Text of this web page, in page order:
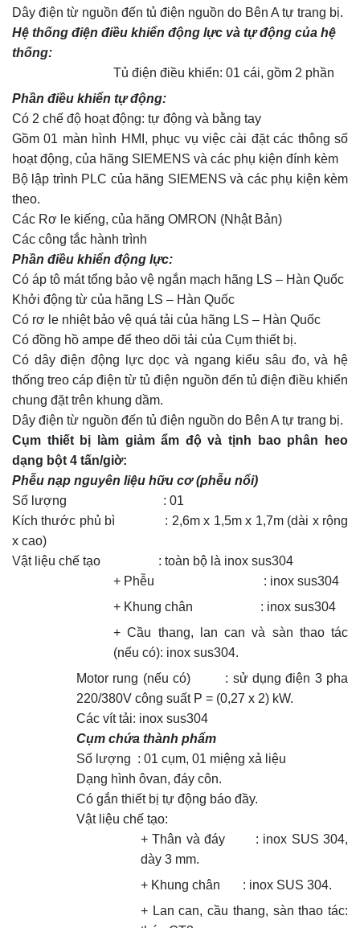
Dây điện từ nguồn đến tủ điện nguồn do Bên A tự trang bị.
Hệ thống điện điều khiển động lực và tự động của hệ
thống:
Tủ điện điều khiển: 01 cái, gồm 2 phần
Phần điều khiển tự động:
Có 2 chế độ hoạt động: tự động và bằng tay
Gồm 01 màn hình HMI, phục vụ việc cài đặt các thông số
hoạt động, của hãng SIEMENS và các phụ kiện đính kèm
Bộ lập trình PLC của hãng SIEMENS và các phụ kiện kèm
theo.
Các Rơ le kiếng, của hãng OMRON (Nhật Bản)
Các công tắc hành trình
Phần điều khiển động lực:
Có áp tô mát tổng bảo vệ ngắn mạch hãng LS – Hàn Quốc
Khởi động từ của hãng LS – Hàn Quốc
Có rơ le nhiệt bảo vệ quá tải của hãng LS – Hàn Quốc
Có đồng hồ ampe để theo dõi tải của Cụm thiết bị.
Có dây điện động lực dọc và ngang kiểu sâu đo, và hệ
thống treo cáp điện từ tủ điện nguồn đến tủ điện điều khiển
chung đặt trên khung dầm.
Dây điện từ nguồn đến tủ điện nguồn do Bên A tự trang bị.
Cụm thiết bị làm giảm ẩm độ và tịnh bao phân heo
dạng bột 4 tấn/giờ:
Phễu nạp nguyên liệu hữu cơ (phễu nổi)
Số lượng : 01
Kích thước phủ bì : 2,6m x 1,5m x 1,7m (dài x rộng
x cao)
Vật liệu chế tạo : toàn bộ là inox sus304
+ Phễu : inox sus304
+ Khung chân : inox sus304
+ Cầu thang, lan can và sàn thao tác
(nếu có): inox sus304.
Motor rung (nếu có) : sử dụng điện 3 pha
220/380V công suất P = (0,27 x 2) kW.
Các vít tải: inox sus304
Cụm chứa thành phẩm
Số lượng : 01 cụm, 01 miệng xả liệu
Dạng hình ôvan, đáy côn.
Có gắn thiết bị tự động báo đầy.
Vật liệu chế tạo:
+ Thân và đáy : inox SUS 304,
dày 3 mm.
+ Khung chân : inox SUS 304.
+ Lan can, cầu thang, sàn thao tác: